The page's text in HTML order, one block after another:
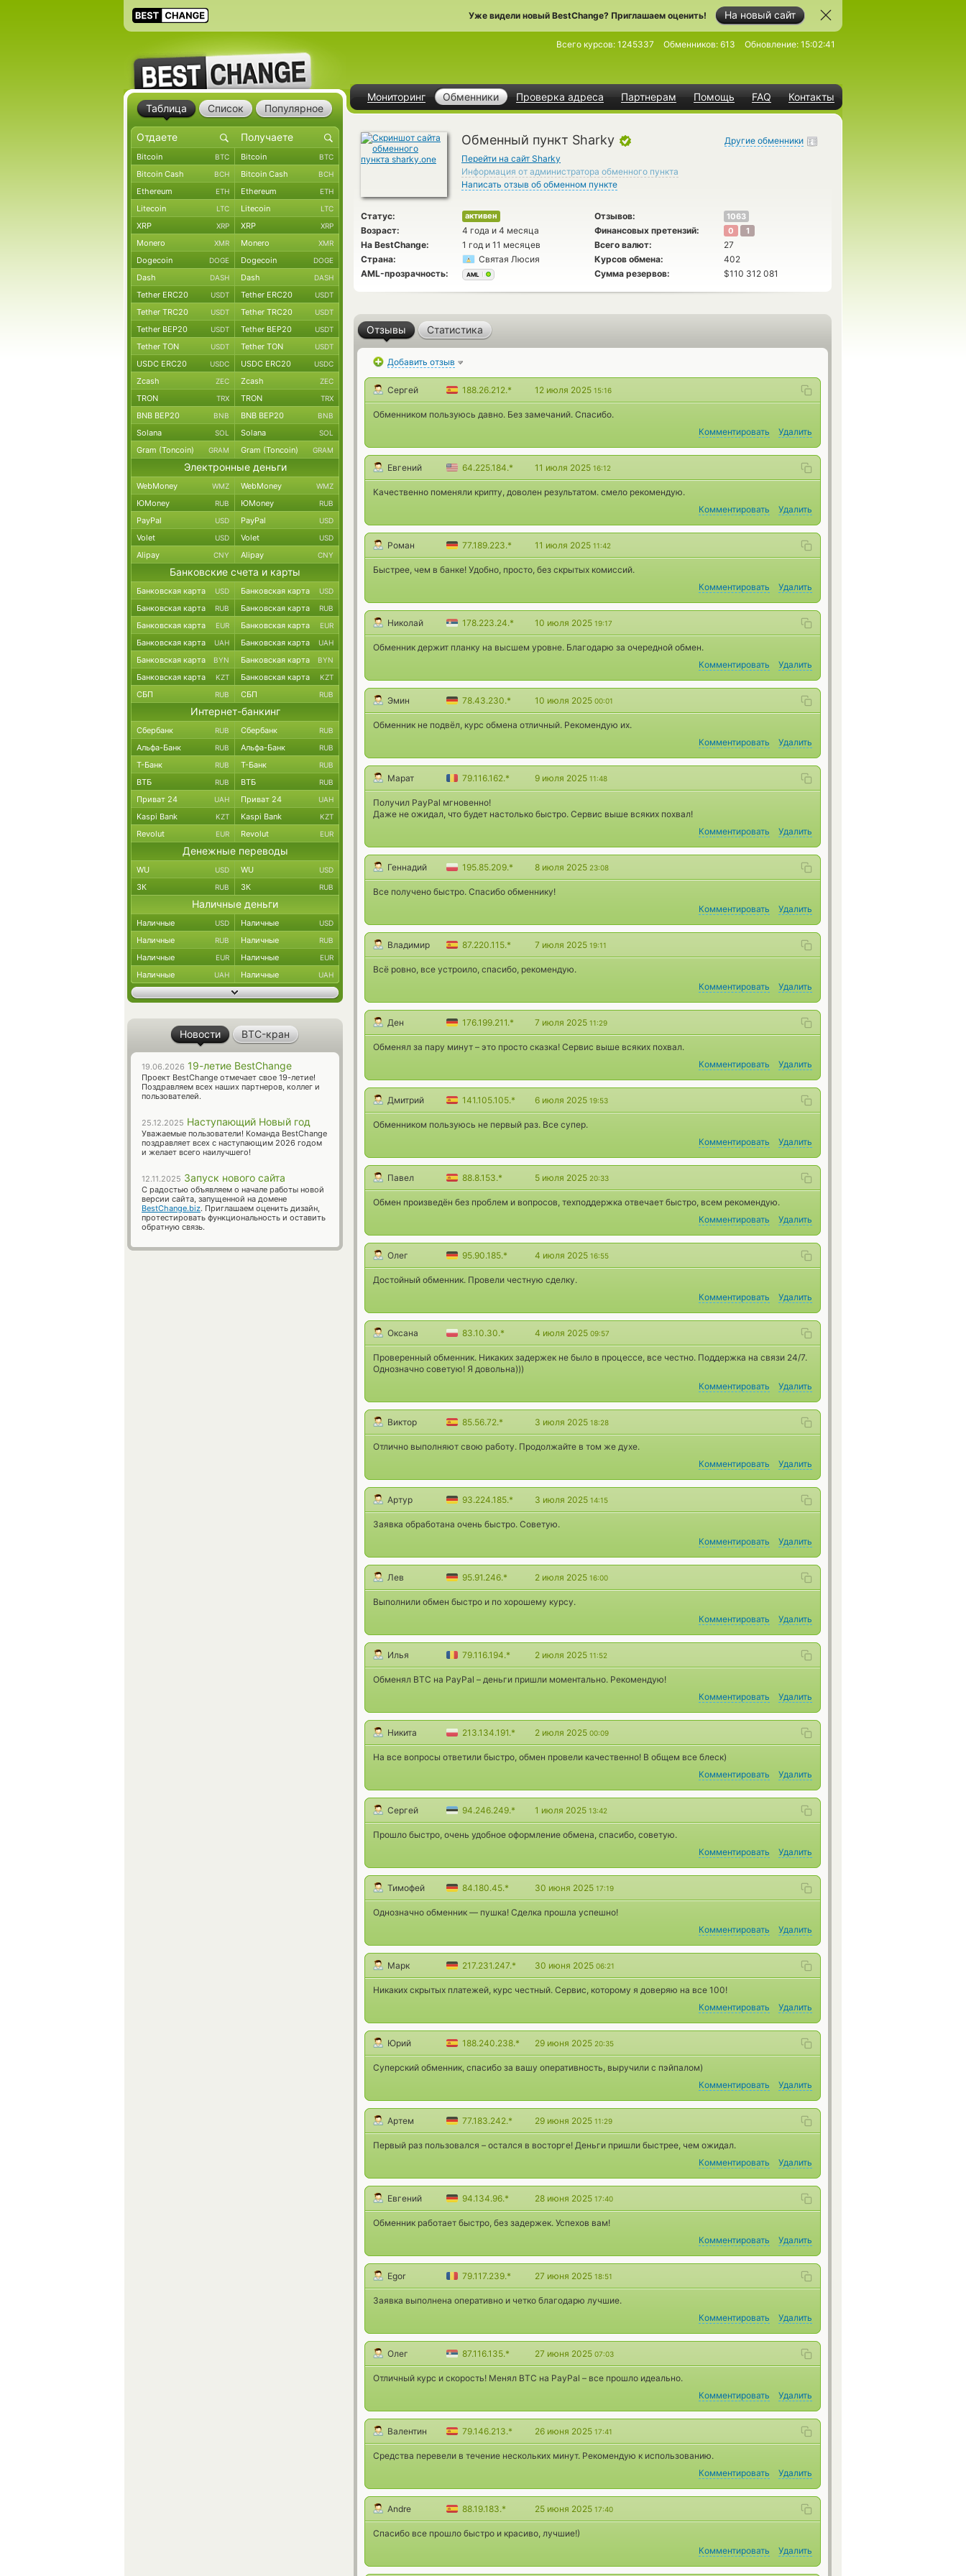
На новый сайт
Уже видели новый BestChange? Приглашаем оценить!
Мониторинг Обменники Проверка адреса Партнерам Помощь FAQ Контакты
Всего курсов: 1245337 Обменников: 613 Обновление: 15:02:41
Обменный пункт Sharky
Перейти на сайт Sharky
Информация от администратора обменного пункта
Написать отзыв об обменном пункте
Другие обменники
Статус: активен Отзывов: 1063
Возраст: 4 года и 4 месяца Финансовых претензий: 0 1
На BestChange: 1 год и 11 месяцев Всего валют:
27
Страна:
Святая Люсия Курсов обмена:
402
AML-прозрачность:
AML Сумма резервов: $110 312 081
Отзывы Статистика
Добавить отзыв
Сергей 188.26.212.* 12 июля 2025 15:16
Обменником пользуюсь давно. Без замечаний. Спасибо.
Комментировать
Удалить
Евгений 64.225.184.* 11 июля 2025 16:12
Качественно поменяли крипту, доволен результатом. смело рекомендую.
Комментировать
Удалить
Роман 77.189.223.* 11 июля 2025 11:42
Быстрее, чем в банке! Удобно, просто, без скрытых комиссий.
Комментировать
Удалить
Николай 178.223.24.* 10 июля 2025 19:17
Обменник держит планку на высшем уровне. Благодарю за очередной обмен.
Комментировать
Удалить
Эмин 78.43.230.* 10 июля 2025 00:01
Обменник не подвёл, курс обмена отличный. Рекомендую их.
Комментировать
Удалить
Марат 79.116.162.* 9 июля 2025 11:48
Получил PayPal мгновенно!
Даже не ожидал, что будет настолько быстро. Сервис выше всяких похвал!
Комментировать
Удалить
Геннадий 195.85.209.* 8 июля 2025 23:08
Все получено быстро. Спасибо обменнику!
Комментировать
Удалить
Владимир 87.220.115.* 7 июля 2025 19:11
Всё ровно, все устроило, спасибо, рекомендую.
Комментировать
Удалить
Ден 176.199.211.* 7 июля 2025 11:29
Обменял за пару минут – это просто сказка! Сервис выше всяких похвал.
Комментировать
Удалить
Дмитрий 141.105.105.* 6 июля 2025 19:53
Обменником пользуюсь не первый раз. Все супер.
Комментировать
Удалить
Павел 88.8.153.* 5 июля 2025 20:33
Обмен произведён без проблем и вопросов, техподдержка отвечает быстро, всем рекомендую.
Комментировать
Удалить
Олег 95.90.185.* 4 июля 2025 16:55
Достойный обменник. Провели честную сделку.
Комментировать
Удалить
Оксана 83.10.30.* 4 июля 2025 09:57
Проверенный обменник. Никаких задержек не было в процессе, все честно. Поддержка на связи 24/7.
Однозначно советую! Я довольна)))
Комментировать
Удалить
Виктор 85.56.72.* 3 июля 2025 18:28
Отлично выполняют свою работу. Продолжайте в том же духе.
Комментировать
Удалить
Артур 93.224.185.* 3 июля 2025 14:15
Заявка обработана очень быстро. Советую.
Комментировать
Удалить
Лев 95.91.246.* 2 июля 2025 16:00
Выполнили обмен быстро и по хорошему курсу.
Комментировать
Удалить
Илья 79.116.194.* 2 июля 2025 11:52
Обменял BTC на PayPal – деньги пришли моментально. Рекомендую!
Комментировать
Удалить
Никита 213.134.191.* 2 июля 2025 00:09
На все вопросы ответили быстро, обмен провели качественно! В общем все блеск)
Комментировать
Удалить
Сергей 94.246.249.* 1 июля 2025 13:42
Прошло быстро, очень удобное оформление обмена, спасибо, советую.
Комментировать
Удалить
Тимофей 84.180.45.* 30 июня 2025 17:19
Однозначно обменник — пушка! Сделка прошла успешно!
Комментировать
Удалить
Марк 217.231.247.* 30 июня 2025 06:21
Никаких скрытых платежей, курс честный. Сервис, которому я доверяю на все 100!
Комментировать
Удалить
Юрий 188.240.238.* 29 июня 2025 20:35
Суперский обменник, спасибо за вашу оперативность, выручили с пэйпалом)
Комментировать
Удалить
Артем 77.183.242.* 29 июня 2025 11:29
Первый раз пользовался – остался в восторге! Деньги пришли быстрее, чем ожидал.
Комментировать
Удалить
Евгений 94.134.96.* 28 июня 2025 17:40
Обменник работает быстро, без задержек. Успехов вам!
Комментировать
Удалить
Egor 79.117.239.* 27 июня 2025 18:51
Заявка выполнена оперативно и четко благодарю лучшие.
Комментировать
Удалить
Олег 87.116.135.* 27 июня 2025 07:03
Отличный курс и скорость! Менял BTC на PayPal – все прошло идеально.
Комментировать
Удалить
Валентин 79.146.213.* 26 июня 2025 17:41
Средства перевели в течение нескольких минут. Рекомендую к использованию.
Комментировать
Удалить
Andre 88.19.183.* 25 июня 2025 17:40
Спасибо все прошло быстро и красиво, лучшие!)
Комментировать
Удалить
Таблица Список Популярное
Bitcoin BTC Bitcoin BTC
Bitcoin Cash BCH Bitcoin Cash BCH
Ethereum ETH Ethereum ETH
Litecoin LTC Litecoin LTC
XRP XRP XRP XRP
Monero XMR Monero XMR
Dogecoin DOGE Dogecoin DOGE
Dash DASH Dash DASH
Tether ERC20 USDT Tether ERC20 USDT
Tether TRC20 USDT Tether TRC20 USDT
Tether BEP20 USDT Tether BEP20 USDT
Tether TON USDT Tether TON USDT
USDC ERC20 USDC USDC ERC20 USDC
Zcash ZEC Zcash ZEC
TRON TRX TRON TRX
BNB BEP20 BNB BNB BEP20 BNB
Solana SOL Solana SOL
Gram (Toncoin) GRAM Gram (Toncoin) GRAM
Электронные деньги
WebMoney WMZ WebMoney WMZ
ЮMoney RUB ЮMoney RUB
PayPal USD PayPal USD
Volet USD Volet USD
Alipay CNY Alipay CNY
Банковские счета и карты
Банковская карта USD Банковская карта USD
Банковская карта RUB Банковская карта RUB
Банковская карта EUR Банковская карта EUR
Банковская карта UAH Банковская карта UAH
Банковская карта BYN Банковская карта BYN
Банковская карта KZT Банковская карта KZT
СБП RUB СБП RUB
Интернет-банкинг
Сбербанк RUB Сбербанк RUB
Альфа-Банк RUB Альфа-Банк RUB
Т-Банк RUB Т-Банк RUB
ВТБ RUB ВТБ RUB
Приват 24 UAH Приват 24 UAH
Kaspi Bank KZT Kaspi Bank KZT
Revolut EUR Revolut EUR
Денежные переводы
WU USD WU USD
ЗК RUB ЗК RUB
Наличные деньги
Наличные USD Наличные USD
Наличные RUB Наличные RUB
Наличные EUR Наличные EUR
Наличные UAH Наличные UAH
Новости BTC-кран
19.06.2026 19-летие BestChange
Проект BestChange отмечает свое 19-летие!
Поздравляем всех наших партнеров, коллег и
пользователей.
25.12.2025 Наступающий Новый год
Уважаемые пользователи! Команда BestChange
поздравляет всех с наступающим 2026 годом
и желает всего наилучшего!
12.11.2025 Запуск нового сайта
С радостью объявляем о начале работы новой
версии сайта, запущенной на домене
BestChange.biz. Приглашаем оценить дизайн,
протестировать функциональность и оставить
обратную связь.